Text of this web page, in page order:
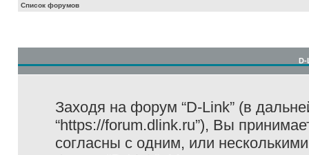
Список форумов
D-
Заходя на форум “D-Link” (в
“https://forum.dlink.ru”), Вы
согласны с одним, или